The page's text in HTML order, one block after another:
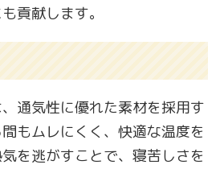
貢献します。
通気性に優れた素材を採用す
もムレにくく、快適な温度を
を逃がすことで、寝苦しさを